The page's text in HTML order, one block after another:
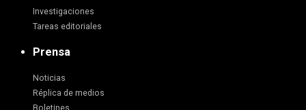
Investigaciones
Tareas editoriales
Prensa
Noticias
Réplica de medios